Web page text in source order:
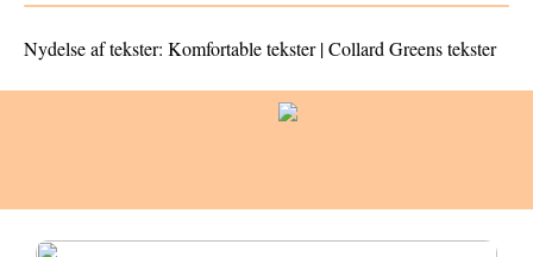
Nydelse af tekster: Komfortable tekster | Collard Greens tekster